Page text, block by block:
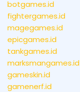
botgames.id
fightergames.id
magegames.id
epicgames.id
tankgames.id
marksmangames.id
gameskin.id
gamenerf.id